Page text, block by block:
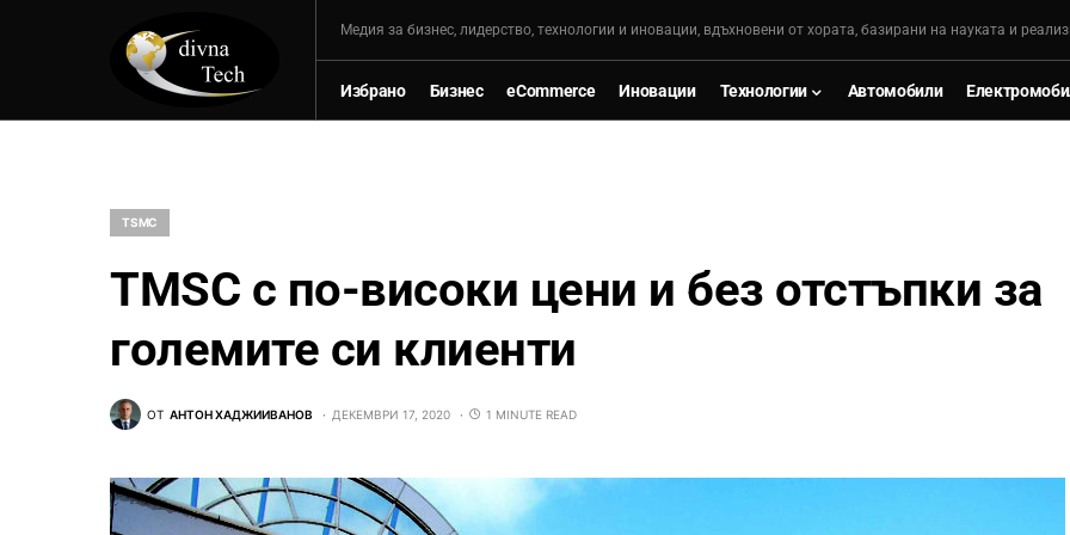
Mедия за бизнес, лидерство, технологии и иновации, вдъхновени от хората, базирани на науката и
Избрано Бизнес eCommerce Иновации Технологии Автомобили
TSMC
TMSC с по-високи цени и без отстъпки за
големите си клиенти
ОТ АНТОН ХАДЖИИВАНОВ ДЕКЕМВРИ 17, 2020 1 MINUTE READ